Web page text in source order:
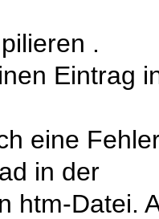
.
Eintrag
eine
in der
htm-Datei.